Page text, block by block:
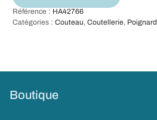
Référence : HA42766
Catégories : Couteau, Coutellerie, Poignard
Boutique